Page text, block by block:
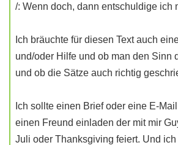
/: Wenn doch, dann entschuldige ich
Ich bräuchte für diesen Text auch
und/oder Hilfe und ob man den Sinn
und ob die Sätze auch richtig
Ich sollte einen Brief oder eine E-
einen Freund einladen der mit mir
Juli oder Thanksgiving feiert. Und